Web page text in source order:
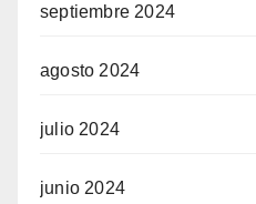
septiembre 2024
agosto 2024
julio 2024
junio 2024